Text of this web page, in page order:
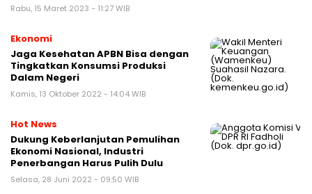
Rabu, 15 Maret 2023 - 11:27 WIB
Ekonomi
Jaga Kesehatan APBN Bisa dengan
Tingkatkan Konsumsi Produksi
Dalam Negeri
Kamis, 13 Oktober 2022 - 14:04 WIB
Hot News
Dukung Keberlanjutan Pemulihan
Ekonomi Nasional, Industri
Penerbangan Harus Pulih Dulu
Selasa, 28 Juni 2022 - 09:50 WIB